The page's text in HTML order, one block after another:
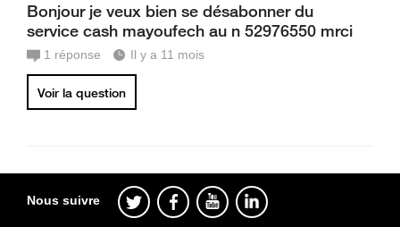
Bonjour je veux bien se désabonner du
service cash mayoufech au n 52976550 mrci
1 réponse Il y a 11 mois
Voir la question
Nous suivre